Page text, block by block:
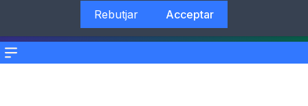
Menu
Rebutjar
Acceptar